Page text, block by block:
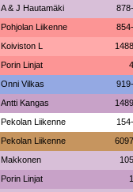
A & J Hautamäki
Pohjolan Liikenne
Koiviston L
Porin Linjat
Onni Vilkas
Antti Kangas
Pekolan Liikenne
Pekolan Liikenne
Makkonen
Porin Linjat